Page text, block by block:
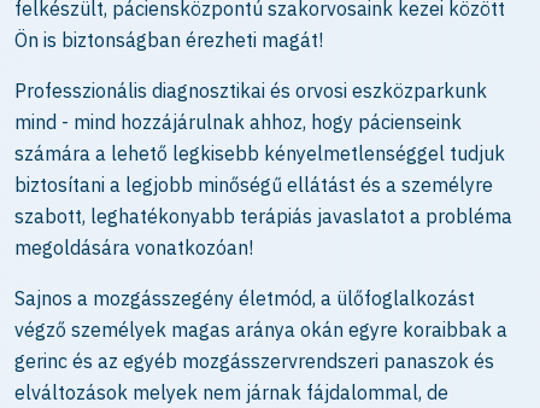
felkészült, páciensközpontú szakorvosaink kezei között
Ön is biztonságban érezheti magát!
Professzionális diagnosztikai és orvosi eszközparkunk
mind - mind hozzájárulnak ahhoz, hogy pácienseink
számára a lehető legkisebb kényelmetlenséggel tudjuk
biztosítani a legjobb minőségű ellátást és a személyre
szabott, leghatékonyabb terápiás javaslatot a probléma
megoldására vonatkozóan!
Sajnos a mozgásszegény életmód, a ülőfoglalkozást
végző személyek magas aránya okán egyre koraibbak a
gerinc és az egyéb mozgásszervrendszeri panaszok és
elváltozások melyek nem járnak fájdalommal, de